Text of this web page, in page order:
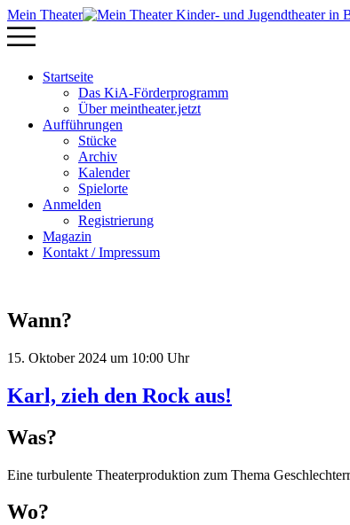
Mein Theater
Startseite
Das KiA-Förderprogramm
Über meintheater.jetzt
Aufführungen
Stücke
Archiv
Kalender
Spielorte
Anmelden
Registrierung
Magazin
Kontakt / Impressum
Wann?
15. Oktober 2024 um 10:00 Uhr
Karl, zieh den Rock aus!
Was?
Eine turbulente Theaterproduktion zum Thema
Wo?